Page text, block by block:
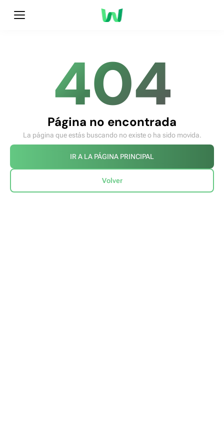
404
Página no encontrada
La página que estás buscando no existe o ha sido movida.
IR A LA PÁGINA PRINCIPAL
Volver